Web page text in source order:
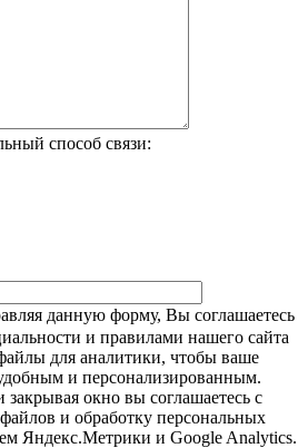
способ связи:
данную форму, Вы соглашаетесь
и правилами нашего сайта
для аналитики, чтобы ваше
и персонализированным.
окно вы соглашаетесь с
и обработку персональных
Яндекс.Метрики и Google Analytics.